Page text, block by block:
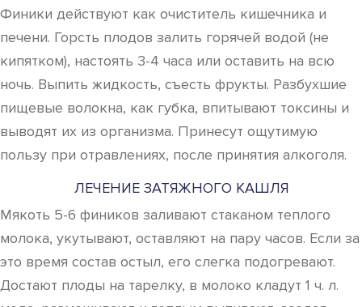
Финики действуют как очиститель кишечника и
печени. Горсть плодов залить горячей водой (не
кипятком), настоять 3-4 часа или оставить на всю
ночь. Выпить жидкость, съесть фрукты. Разбухшие
пищевые волокна, как губка, впитывают токсины и
выводят их из организма. Принесут ощутимую
пользу при отравлениях, после принятия алкоголя.
ЛЕЧЕНИЕ ЗАТЯЖНОГО КАШЛЯ
Мякоть 5-6 фиников заливают стаканом теплого
молока, укутывают, оставляют на пару часов. Если за
это время состав остыл, его слегка подогревают.
Достают плоды на тарелку, в молоко кладут 1 ч. л.